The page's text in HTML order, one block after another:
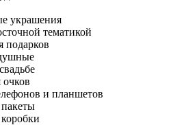
украшения
тематикой
и планшетов